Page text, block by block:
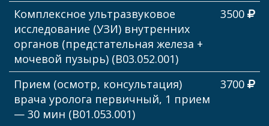
Комплексное ультразвуковое
исследование (УЗИ) внутренних
органов (предстательная железа +
мочевой пузырь) (В03.052.001)
3500
Прием (осмотр, консультация)
врача уролога первичный, 1 прием
— 30 мин (В01.053.001)
3700